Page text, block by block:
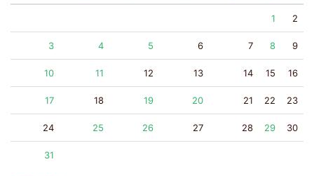
1 2
3 4 5 6 7 8 9
10 11 12 13 14 15 16
17 18 19 20 21 22 23
24 25 26 27 28 29 30
31